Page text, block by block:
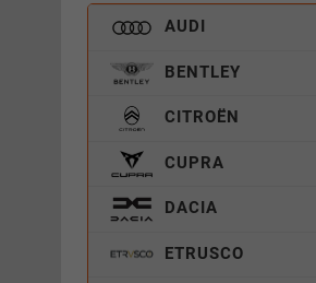
AUDI
BENTLEY
CITROËN
CUPRA
DACIA
ETRUSCO